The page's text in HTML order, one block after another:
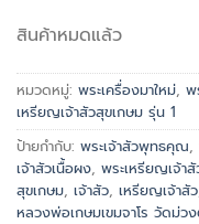
สินค้าหมดแล้ว
หมวดหมู่: พระเครื่องมาใหม่, พ
เหรียญเจ้าสัวสุขเกษม รุ่น 1
ป้ายกำกับ: พระเจ้าสัวพุทธคุณ,
เจ้าสัวเนื้อผง, พระเหรียญเจ้าสั
สุขเกษม, เจ้าสัว, เหรียญเจ้าสัว
หลวงพ่อเกษมเขมจาโร วัดม่ว